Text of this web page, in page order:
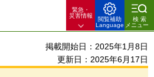
緊急・
災害情報
閲覧補助
Language
検索
メニュー
掲載開始日：2025年1月8日
更新日：2025年6月17日